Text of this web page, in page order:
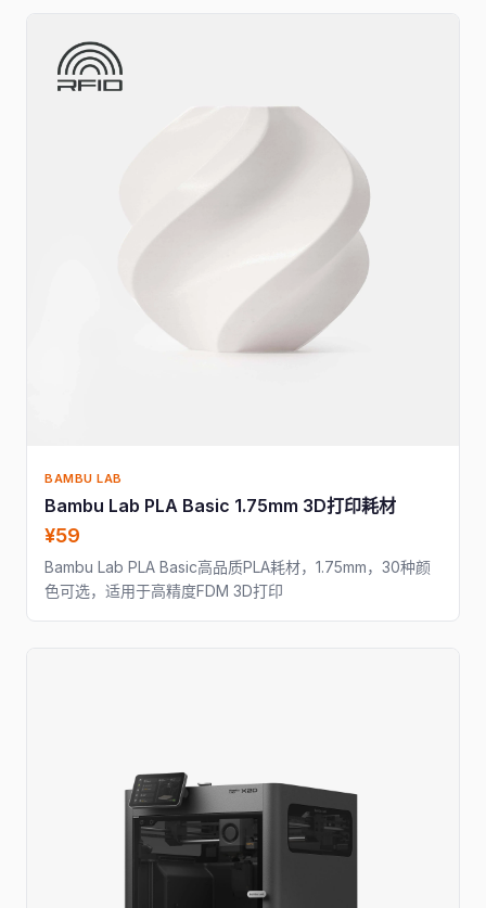
BAMBU LAB
Bambu Lab PLA Basic 1.75mm 3D打印耗材
¥59
Bambu Lab PLA Basic高品质PLA耗材，1.75mm，30种颜
色可选，适用于高精度FDM 3D打印